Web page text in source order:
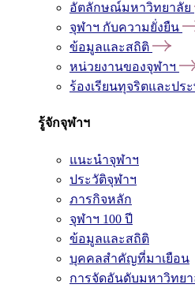
อัตลักษณ์มหาวิทยาลัย
จุฬาฯ กับความยั่งยืน
ข้อมูลและสถิติ
หน่วยงานของจุฬาฯ
ร้องเรียนทุจริตและปร
รู้จักจุฬาฯ
แนะนำจุฬาฯ
ประวัติจุฬาฯ
ภารกิจหลัก
จุฬาฯ 100 ปี
ข้อมูลและสถิติ
บุคคลสำคัญที่มาเยือน
การจัดอันดับมหาวิทยา